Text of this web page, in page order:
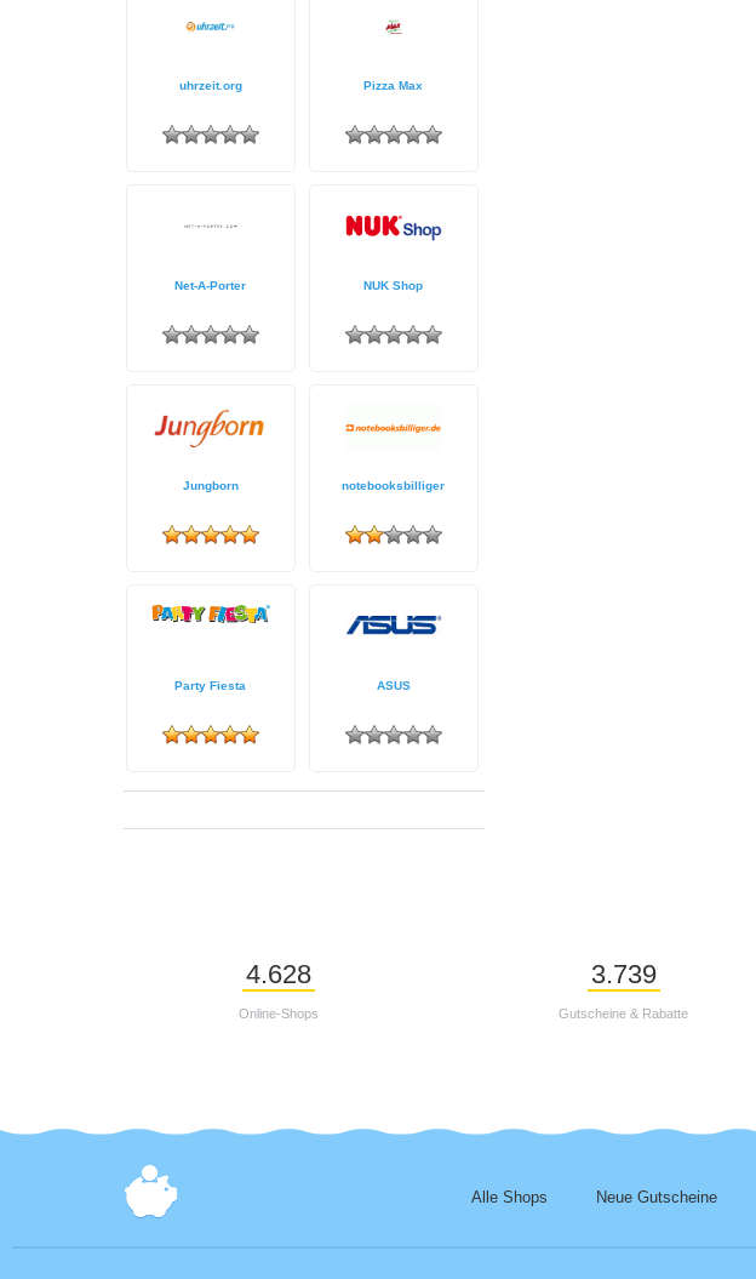
uhrzeit.org Pizza Max
Net-A-Porter NUK Shop
Jungborn notebooksbilliger
Party Fiesta ASUS
4.628
Online-Shops
3.739
Gutscheine & Rabatte
Alle Shops Neue Gutscheine